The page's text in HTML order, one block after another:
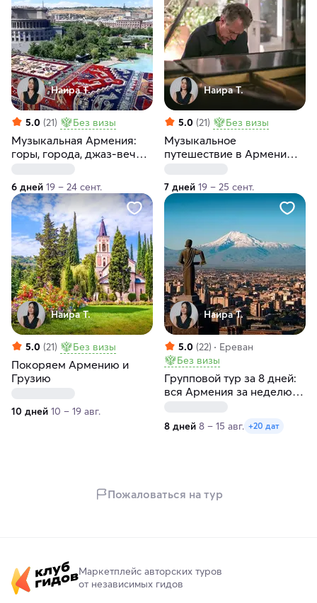
Наира Т.
5.0 (21) Без визы
Музыкальная Армения:
горы, города, джаз-вечер
6 дней 19 – 24 сент.
Наира Т.
5.0 (21) Без визы
Музыкальное
путешествие в Армению:
концерт Гару
7 дней 19 – 25 сент.
Наира Т.
5.0 (21) Без визы
Покоряем Армению и
Грузию
10 дней 10 – 19 авг.
Наира Т.
5.0 (22)
Ереван
Без визы
Групповой тур за 8 дней:
вся Армения за неделю с
8 дней 8 – 15 авг. +20 дат
Пожаловаться на тур
Маркетплейс авторских туров
от независимых гидов